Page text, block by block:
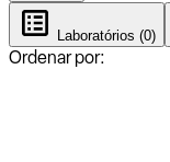
Laboratórios (0)
Ordenar por: